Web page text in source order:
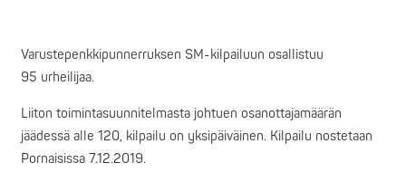
Varustepenkkipunnerruksen SM-kilpailuun osallistuu
95 urheilijaa.
Liiton toimintasuunnitelmasta johtuen osanottajamäärän
jäädessä alle 120, kilpailu on yksipäiväinen. Kilpailu nostetaan
Pornaisissa 7.12.2019.